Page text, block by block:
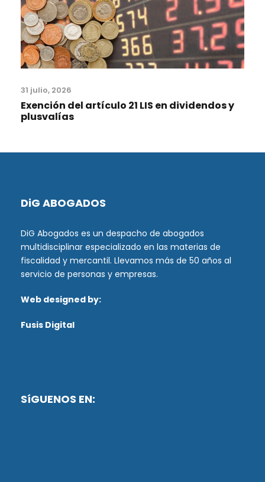
31 julio, 2026
Exención del artículo 21 LIS en dividendos y
plusvalías
DiG ABOGADOS
DiG Abogados es un despacho de abogados
multidisciplinar especializado en las materias de
fiscalidad y mercantil. Llevamos más de 50 años al
servicio de personas y empresas.
Web designed by:
Fusis Digital
SíGUENOS EN: